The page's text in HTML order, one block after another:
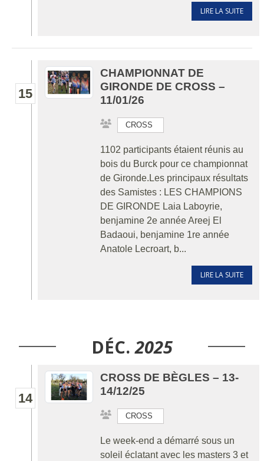
LIRE LA SUITE
15
CHAMPIONNAT DE
GIRONDE DE CROSS –
11/01/26
CROSS
1102 participants étaient réunis au
bois du Burck pour ce championnat
de Gironde. ​​​​​​Les principaux résultats
des Samistes : LES CHAMPIONS
DE GIRONDE Laia Laboyrie,
benjamine 2e année Areej El
Badaoui, benjamine 1re année
Anatole Lecroart, b...
LIRE LA SUITE
DÉC. 2025
14
CROSS DE BÈGLES – 13-
14/12/25
CROSS
Le week-end a démarré sous un
soleil éclatant avec les masters 3 et